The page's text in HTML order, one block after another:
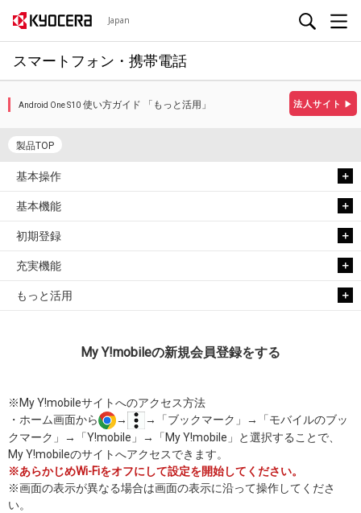
Japan
スマートフォン・携帯電話
法人サイト ▶
Android One S10 使い方ガイド 「もっと活用」
製品TOP
基本操作
基本機能
初期登録
充実機能
もっと活用
My Y!mobileの新規会員登録をする
※My Y!mobileサイトへのアクセス方法
・ホーム画面から
→
→「ブックマーク」→「モバイルのブッ
クマーク」→「Y!mobile」→「My Y!mobile」と選択することで、
My Y!mobileのサイトへアクセスできます。
※あらかじめWi-Fiをオフにして設定を開始してください。
※画面の表示が異なる場合は画面の表示に沿って操作してくださ
い。